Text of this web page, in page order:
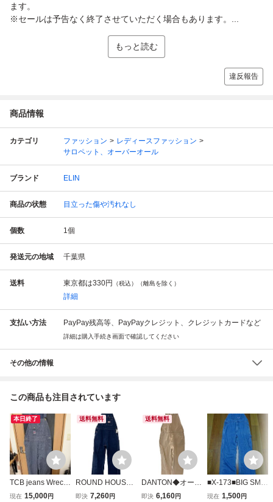
ます。
※セールは予告なく終了させていただく場合もあります。...
もっと読む
違反報告
商品情報
カテゴリ ファッション
レディースファッション
サロペット、オーバーオール
ブランド ELIN
商品の状態 目立った傷や汚れなし
個数 1個
発送元の地域 千葉県
送料 東京都は330円 （税込）（離島を除く）
詳細
支払い方法 PayPay残高等、PayPayクレジット、クレジットカードなど
詳細は購入手続き画面で確認してください
その他の情報
この商品も注目されています
本日終了
TCB jeans Wrecki
ng Crew Pants Ra
現在 15,000円
送料無料
ROUND HOUSE
◆オーバーオール/
即決 7,260円
送料無料
DANTON◆オーバ
ーオール/36/コッ
即決 6,160円
■X-173■BIG SMIT
H デニムオーバ
現在 1,500円